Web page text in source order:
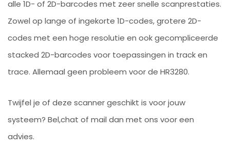
alle 1D- of 2D-barcodes met zeer snelle scanprestaties.
Zowel op lange of ingekorte 1D-codes, grotere 2D-
codes met een hoge resolutie en ook gecompliceerde
stacked 2D-barcodes voor toepassingen in track en
trace. Allemaal geen probleem voor de HR3280.
Twijfel je of deze scanner geschikt is voor jouw
systeem? Bel,chat of mail dan met ons voor een
advies.